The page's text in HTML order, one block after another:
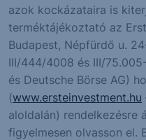
azok kockázataira is
terméktájékoztató az
Budapest, Népfürdő u.
III/444/4008 és III/
és Deutsche Börse AG)
(www.ersteinvestment.hu
aloldalán) rendelkezésre
figyelmesen olvasson el.